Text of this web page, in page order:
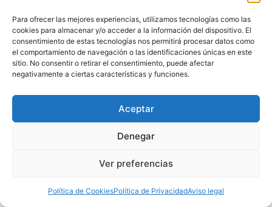
Para ofrecer las mejores experiencias, utilizamos tecnologías como las
cookies para almacenar y/o acceder a la información del dispositivo. El
consentimiento de estas tecnologías nos permitirá procesar datos como
el comportamiento de navegación o las identificaciones únicas en este
sitio. No consentir o retirar el consentimiento, puede afectar
negativamente a ciertas características y funciones.
Aceptar
Denegar
Ver preferencias
Política de CookiesPolítica de PrivacidadAviso legal
verduras en el varoma)
Servir con guarnición de arroz blanco, o patatas,
o verduras… al gusto.
ANTERIOR SIGUIENTE